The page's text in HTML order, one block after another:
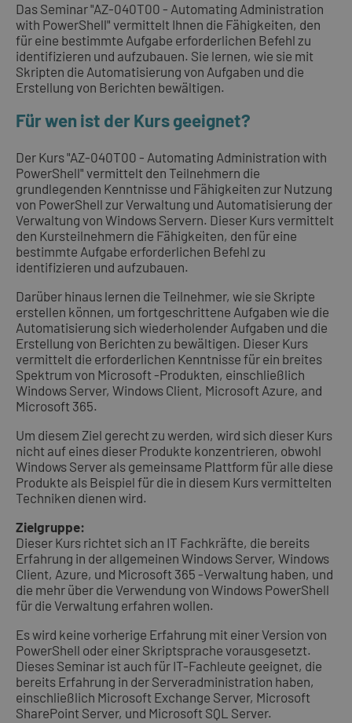
Das Seminar "AZ-040T00 - Automating Administration
with PowerShell" vermittelt Ihnen die Fähigkeiten, den
für eine bestimmte Aufgabe erforderlichen Befehl zu
identifizieren und aufzubauen. Sie lernen, wie sie mit
Skripten die Automatisierung von Aufgaben und die
Erstellung von Berichten bewältigen.
Für wen ist der Kurs geeignet?
Der Kurs "AZ-040T00 - Automating Administration with
PowerShell" vermittelt den Teilnehmern die
grundlegenden Kenntnisse und Fähigkeiten zur Nutzung
von PowerShell zur Verwaltung und Automatisierung der
Verwaltung von Windows Servern. Dieser Kurs vermittelt
den Kursteilnehmern die Fähigkeiten, den für eine
bestimmte Aufgabe erforderlichen Befehl zu
identifizieren und aufzubauen.
Darüber hinaus lernen die Teilnehmer, wie sie Skripte
erstellen können, um fortgeschrittene Aufgaben wie die
Automatisierung sich wiederholender Aufgaben und die
Erstellung von Berichten zu bewältigen. Dieser Kurs
vermittelt die erforderlichen Kenntnisse für ein breites
Spektrum von Microsoft -Produkten, einschließlich
Windows Server, Windows Client, Microsoft Azure, and
Microsoft 365.
Um diesem Ziel gerecht zu werden, wird sich dieser Kurs
nicht auf eines dieser Produkte konzentrieren, obwohl
Windows Server als gemeinsame Plattform für alle diese
Produkte als Beispiel für die in diesem Kurs vermittelten
Techniken dienen wird.
Zielgruppe:
Dieser Kurs richtet sich an IT Fachkräfte, die bereits
Erfahrung in der allgemeinen Windows Server, Windows
Client, Azure, und Microsoft 365 -Verwaltung haben, und
die mehr über die Verwendung von Windows PowerShell
für die Verwaltung erfahren wollen.
Es wird keine vorherige Erfahrung mit einer Version von
PowerShell oder einer Skriptsprache vorausgesetzt.
Dieses Seminar ist auch für IT-Fachleute geeignet, die
bereits Erfahrung in der Serveradministration haben,
einschließlich Microsoft Exchange Server, Microsoft
SharePoint Server, und Microsoft SQL Server.